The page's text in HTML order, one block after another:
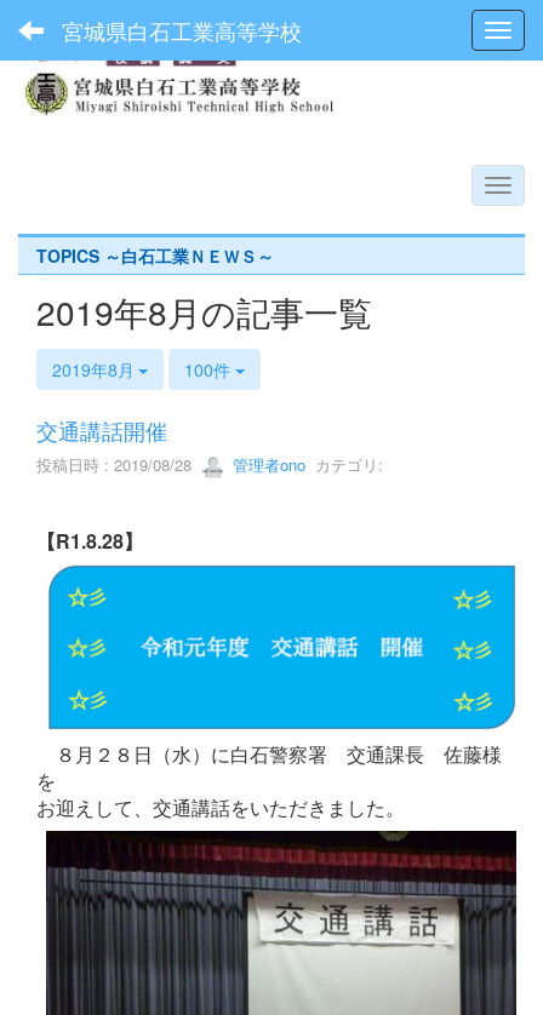
宮城県白石工業高等学校
TOPICS ～白石工業ＮＥＷＳ～
2019年8月の記事一覧
2019年8月 100件
交通講話開催
投稿日時 : 2019/08/28 管理者ono カテゴリ:
【R1.8.28】
８月２８日（水）に白石警察署 交通課長 佐藤様
を
お迎えして、交通講話をいただきました。